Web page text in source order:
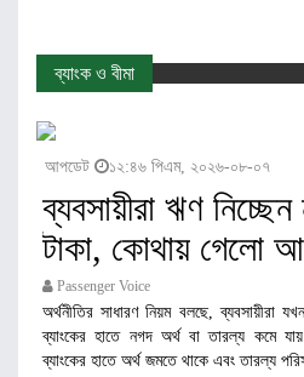
ব্যাংক ও বীমা
আপডেট ১২:৪৬ পিএম, ২০২৬-০৮-০৭
ব্যবসায়ীরা ঋণ
টাকা, কোথায় গেলো
Passenger Voice
অর্থনীতির সাধারণ নিয়ম বলছে, ব্যবসায়ীরা
ব্যাংকের হাতে নগদ অর্থ বা তারল্য কমে
ব্যাংকের হাতে অর্থ জমতে থাকে এবং তারল্য